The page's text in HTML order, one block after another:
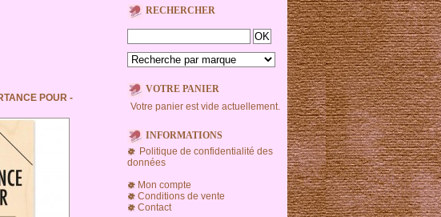
POUR -
RECHERCHER
VOTRE PANIER
Votre panier est vide actuellement.
INFORMATIONS
Politique de confidentialité des
données
Mon compte
Conditions de vente
Contact